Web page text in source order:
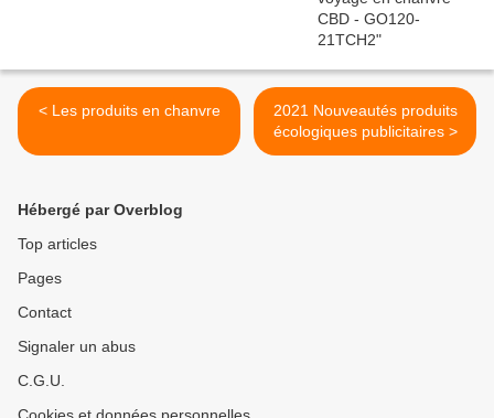
< Les produits en chanvre
2021 Nouveautés produits
écologiques publicitaires >
Hébergé par Overblog
Top articles
Pages
Contact
Signaler un abus
C.G.U.